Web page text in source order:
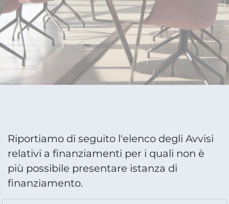
Riportiamo di seguito l'elenco degli Avvisi
relativi a finanziamenti per i quali non è
più possibile presentare istanza di
finanziamento.